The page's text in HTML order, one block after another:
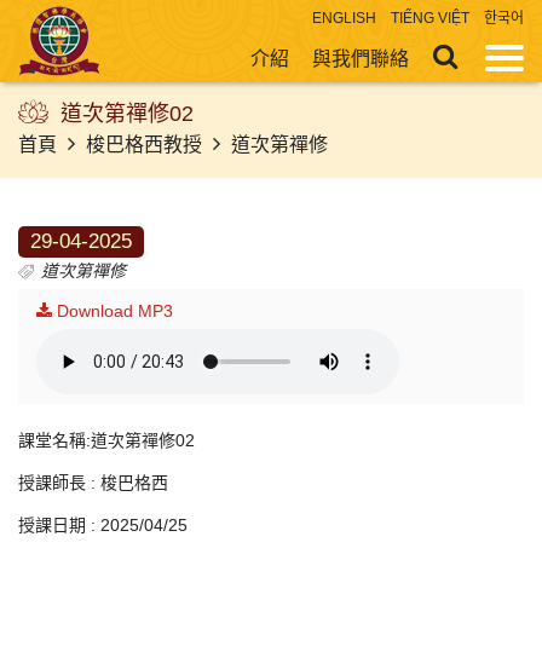
ENGLISH TIẾNG VIỆT 한국어
介紹 與我們聯絡
道次第禪修02
首頁 梭巴格西教授 道次第禪修
29-04-2025
道次第禪修
Download MP3
課堂名稱:道次第禪修02
授課師長 : 梭巴格西
授課日期 : 2025/04/25